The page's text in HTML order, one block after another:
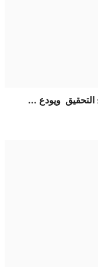
ويودع ...